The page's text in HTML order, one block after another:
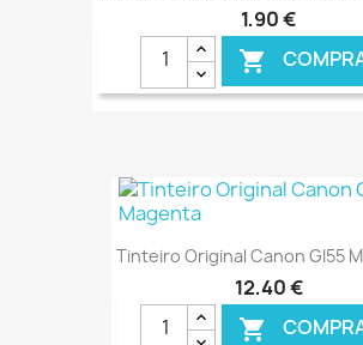
1,90 €

Tinteiro Original Canon GI55
12,40 €
